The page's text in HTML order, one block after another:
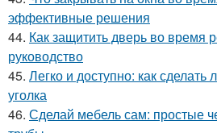
эффективные решения
44. Как защитить дверь во время
руководство
45. Легко и доступно: как сделать
уголка
46. Сделай мебель сам: простые